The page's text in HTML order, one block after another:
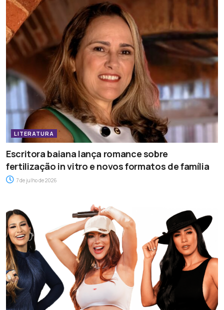
LITERATURA
Escritora baiana lança romance sobre
fertilização in vitro e novos formatos de família
7 de julho de 2026